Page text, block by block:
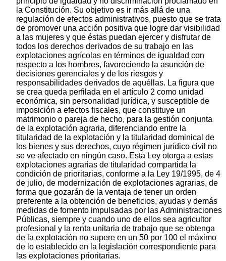
la Constitución. Su objetivo es ir más allá de una
regulación de efectos administrativos, puesto que se trata
de promover una acción positiva que logre dar visibilidad
a las mujeres y que éstas puedan ejercer y disfrutar de
todos los derechos derivados de su trabajo en las
explotaciones agrícolas en términos de igualdad con
respecto a los hombres, favoreciendo la asunción de
decisiones gerenciales y de los riesgos y
responsabilidades derivados de aquéllas. La figura que
se crea queda perfilada en el artículo 2 como unidad
económica, sin personalidad jurídica, y susceptible de
imposición a efectos fiscales, que constituye un
matrimonio o pareja de hecho, para la gestión conjunta
de la explotación agraria, diferenciando entre la
titularidad de la explotación y la titularidad dominical de
los bienes y sus derechos, cuyo régimen jurídico civil no
se ve afectado en ningún caso. Esta Ley otorga a estas
explotaciones agrarias de titularidad compartida la
condición de prioritarias, conforme a la Ley 19/1995, de 4
de julio, de modernización de explotaciones agrarias, de
forma que gozarán de la ventaja de tener un orden
preferente a la obtención de beneficios, ayudas y demás
medidas de fomento impulsadas por las Administraciones
Públicas, siempre y cuando uno de ellos sea agricultor
profesional y la renta unitaria de trabajo que se obtenga
de la explotación no supere en un 50 por 100 el máximo
de lo establecido en la legislación correspondiente para
las explotaciones prioritarias.